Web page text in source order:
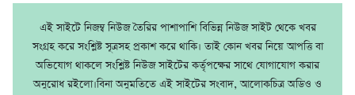
এই সাইটে নিজম্ব নিউজ তৈরির পাশাপাশি বিভিন্ন নিউজ সাইট থেকে খবর
সংগ্রহ করে সংশ্লিষ্ট সূত্রসহ প্রকাশ করে থাকি। তাই কোন খবর নিয়ে আপত্তি বা
অভিযোগ থাকলে সংশ্লিষ্ট নিউজ সাইটের কর্তৃপক্ষের সাথে যোগাযোগ করার
অনুরোধ রইলো।বিনা অনুমতিতে এই সাইটের সংবাদ, আলোকচিত্র অডিও ও